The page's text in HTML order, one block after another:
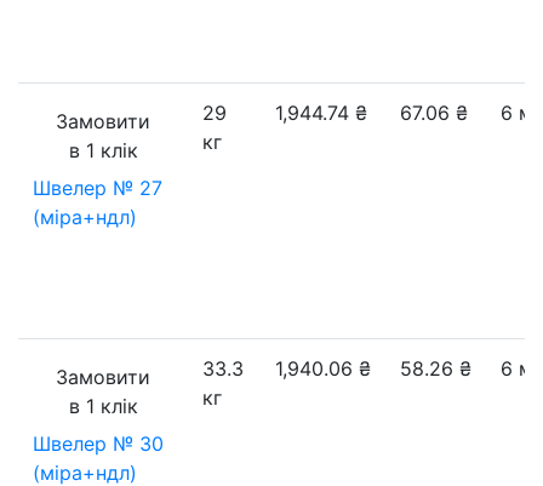
Замовити
в 1 клік
Швелер № 27
(міра+ндл)
29
кг
1,944.74 ₴ 67.06 ₴ 6 м
Замовити
в 1 клік
Швелер № 30
(міра+ндл)
33.3
кг
1,940.06 ₴ 58.26 ₴ 6 м